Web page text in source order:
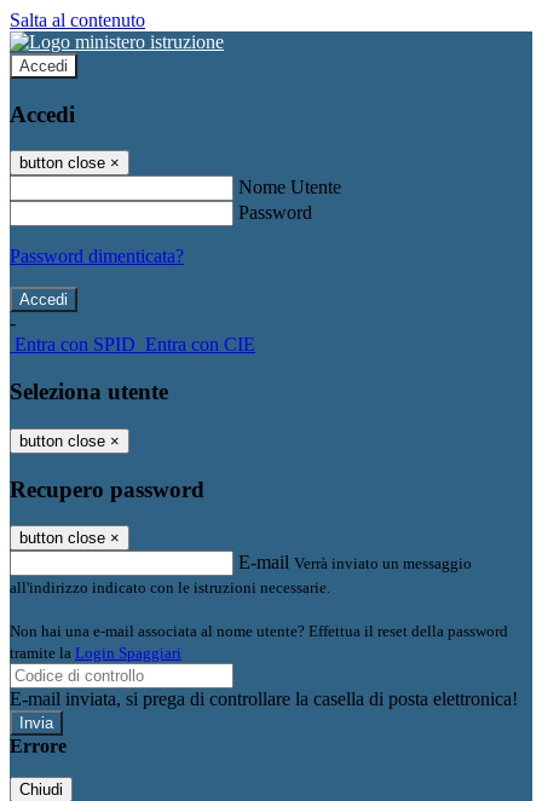
Salta al contenuto
Accedi
Accedi
button close ×
Nome Utente
Password
Password dimenticata?
-
Entra con SPID Entra con CIE
Seleziona utente
button close ×
Recupero password
button close ×
E-mail Verrà inviato un messaggio
all'indirizzo indicato con le istruzioni necessarie.
Non hai una e-mail associata al nome utente? Effettua il reset della password
tramite la Login Spaggiari
E-mail inviata, si prega di controllare la casella di posta elettronica!
Errore
Chiudi